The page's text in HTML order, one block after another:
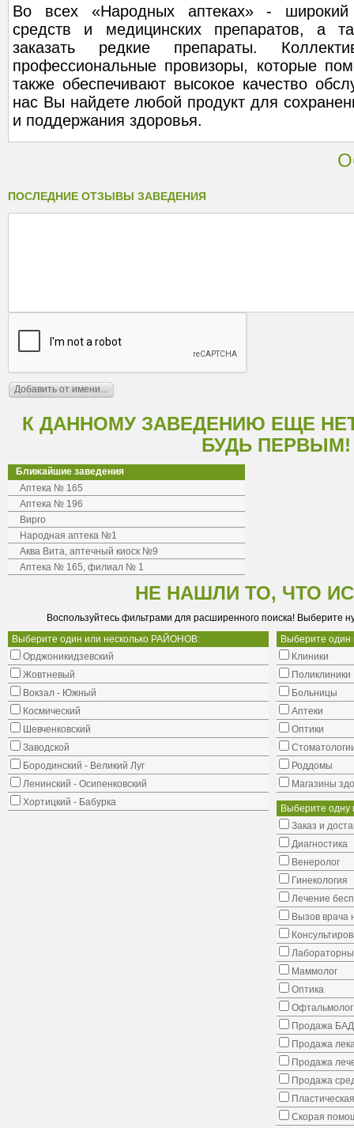
Во всех «Народных аптеках» - широкий
средств и медицинских препаратов, а
заказать редкие препараты.
профессиональные провизоры, которые
также обеспечивают высокое качество
нас Вы найдете любой продукт для
и поддержания здоровья.
ПОСЛЕДНИЕ ОТЗЫВЫ ЗАВЕДЕНИЯ
К ДАННОМУ ЗАВЕДЕНИЮ ЕЩЕ
БУДЬ ПЕРВЫМ!
Ближайшие заведения
Аптека № 165
Аптека № 196
Вирго
Народная аптека №1
Аква Вита, аптечный киоск №9
Аптека № 165, филиал № 1
НЕ НАШЛИ ТО, ЧТО
Воспользуйтесь фильтрами для расширенного поиска! Выберите
Выберите один или несколько РАЙОНОВ:
Орджоникидзевский
Жовтневый
Вокзал - Южный
Космический
Шевченковский
Заводской
Бородинский - Великий Луг
Ленинский - Осипенковский
Хортицкий - Бабурка
Выберите
Клиники
Поликлиники
Больницы
Аптеки
Оптики
Роддомы
Магазины
Выберите одну
Заказ и
Диагностика
Венеролог
Гинекология
Лечение
Вызов врача
Маммолог
Оптика
Офтальмолог
Продажа
Продажа
Продажа
Продажа
Скорая